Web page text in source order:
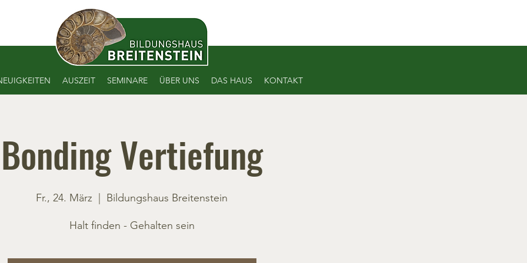
AUSZEIT SEMINARE ÜBER UNS DAS HAUS KONTAKT
Bonding Vertiefung
Fr., 24. März Bildungshaus Breitenstein
Halt finden - Gehalten sein